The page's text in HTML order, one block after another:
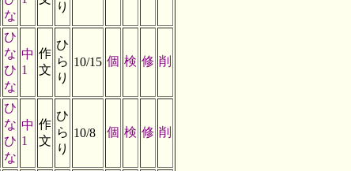
な
り
ひ
な
ひ
な
中
1
作
文
ひ
ら
り
10/15 個 検 修 削
ひ
な
ひ
な
中
1
作
文
ひ
ら
り
10/8 個 検 修 削